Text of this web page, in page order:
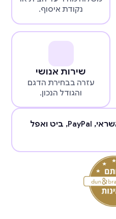
נקודת איסוף.
שירות אנושי
עזרה בבחירת הדגם
והגודל הנכון.
PayPal, ביט ואפל